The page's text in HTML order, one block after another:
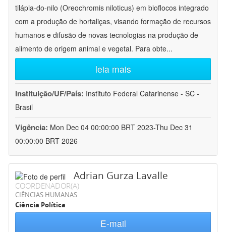
tilápia-do-nilo (Oreochromis niloticus) em bioflocos integrado
com a produção de hortaliças, visando formação de recursos
humanos e difusão de novas tecnologias na produção de
alimento de origem animal e vegetal. Para obte...
leia mais
Instituição/UF/País: Instituto Federal Catarinense - SC -
Brasil
Vigência: Mon Dec 04 00:00:00 BRT 2023-Thu Dec 31
00:00:00 BRT 2026
Adrian Gurza Lavalle
COORDENADOR(A)
CIÊNCIAS HUMANAS
Ciência Política
E-mail